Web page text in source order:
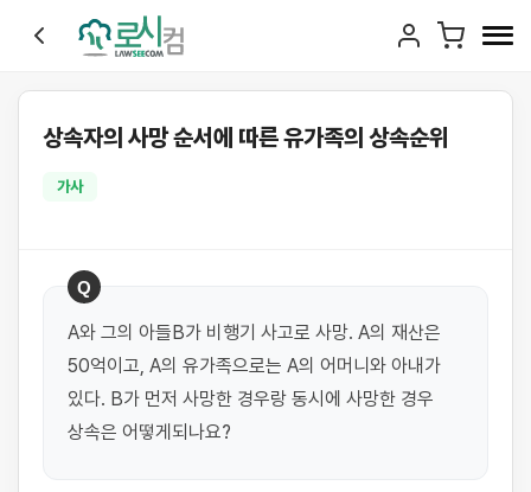
상속자의 사망 순서에 따른 유가족의 상속순위
가사
Q
A와 그의 아들B가 비행기 사고로 사망. A의 재산은
50억이고, A의 유가족으로는 A의 어머니와 아내가
있다. B가 먼저 사망한 경우랑 동시에 사망한 경우
상속은 어떻게되나요?